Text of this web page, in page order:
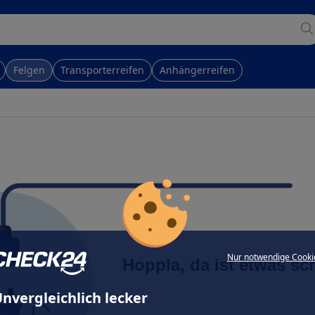
Nur notwendige
lecker
Felgen Transporterreifen Anhängerreifen
Hoppla, da ist etwas